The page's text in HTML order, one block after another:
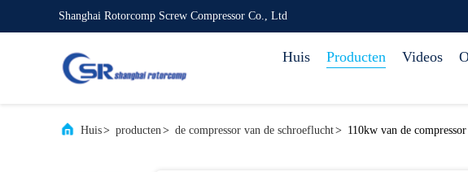
Shanghai Rotorcomp Screw Compressor Co., Ltd
Huis Producten Videos
Huis> producten> de compressor van de schroeflucht> 110kw van de